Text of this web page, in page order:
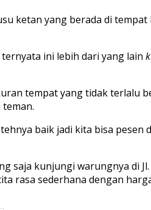
ketan yang berada di tempat
ini lebih dari yang lain
tempat yang tidak terlalu
baik jadi kita bisa pesen
saja kunjungi warungnya di
rasa sederhana dengan